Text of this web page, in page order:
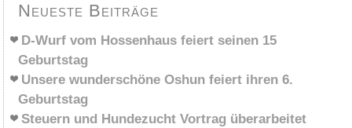
Neueste Beiträge
D-Wurf vom Hossenhaus feiert seinen 15
Geburtstag
Unsere wunderschöne Oshun feiert ihren 6.
Geburtstag
Steuern und Hundezucht Vortrag überarbeitet